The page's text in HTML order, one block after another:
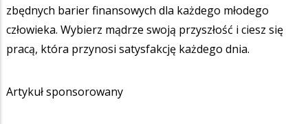
zbędnych barier finansowych dla każdego młodego
człowieka. Wybierz mądrze swoją przyszłość i ciesz się
pracą, która przynosi satysfakcję każdego dnia.
Artykuł sponsorowany